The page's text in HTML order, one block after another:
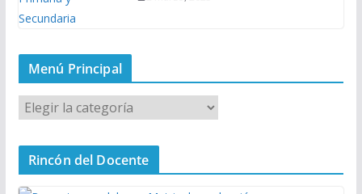
Menú Principal
M
e
n
P
Rincón del Docente